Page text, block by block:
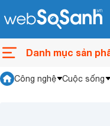
Danh mục sản
Công nghệ Cuộc sống